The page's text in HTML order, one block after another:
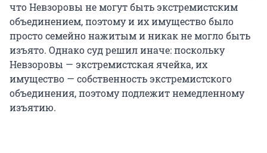
что Невзоровы не могут быть экстремистским
объединением, поэтому и их имущество было
просто семейно нажитым и никак не могло быть
изъято. Однако суд решил иначе: поскольку
Невзоровы — экстремистская ячейка, их
имущество — собственность экстремистского
объединения, поэтому подлежит немедленному
изъятию.